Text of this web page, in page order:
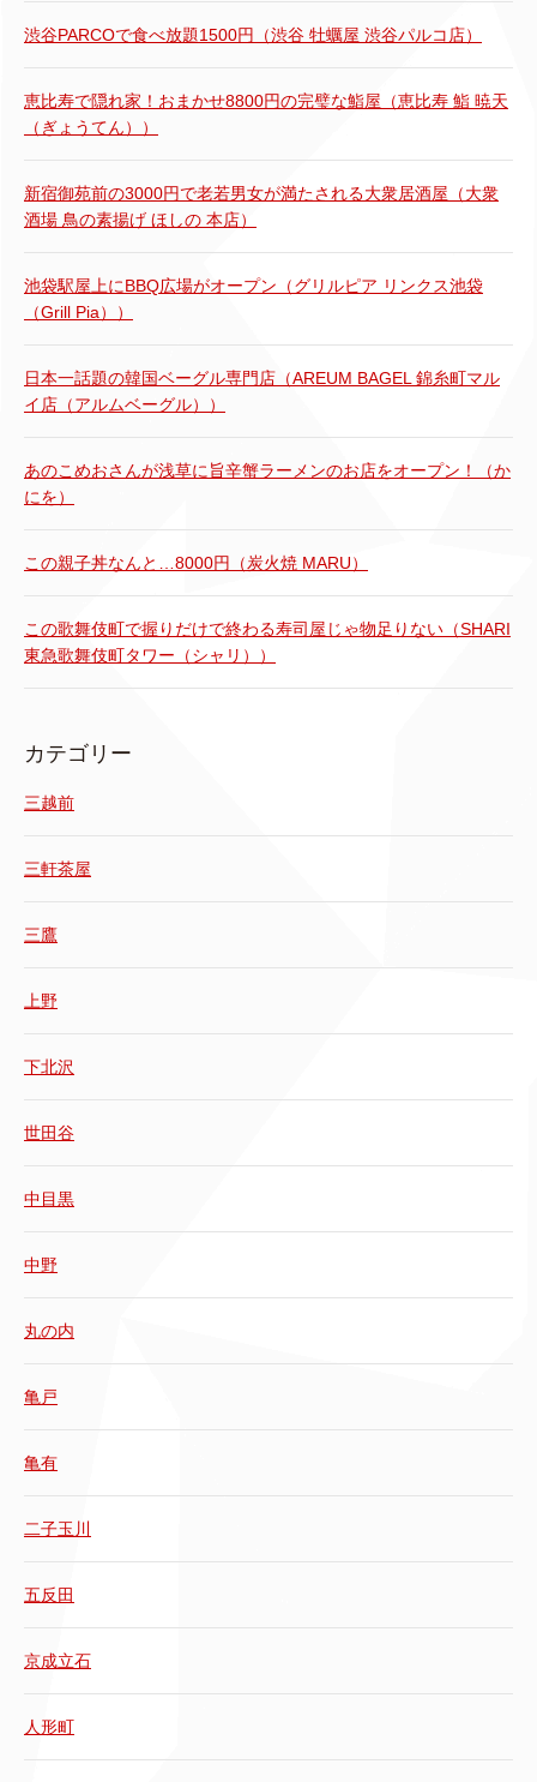
渋谷PARCOで食べ放題1500円（渋谷 牡蠣屋 渋谷パルコ店）
恵比寿で隠れ家！おまかせ8800円の完璧な鮨屋（恵比寿 鮨 暁天
（ぎょうてん））
新宿御苑前の3000円で老若男女が満たされる大衆居酒屋（大衆
酒場 鳥の素揚げ ほしの 本店）
池袋駅屋上にBBQ広場がオープン（グリルピア リンクス池袋
（Grill Pia））
日本一話題の韓国ベーグル専門店（AREUM BAGEL 錦糸町マル
イ店（アルムベーグル））
あのこめおさんが浅草に旨辛蟹ラーメンのお店をオープン！（か
にを）
この親子丼なんと…8000円（炭火焼 MARU）
この歌舞伎町で握りだけで終わる寿司屋じゃ物足りない（SHARI
東急歌舞伎町タワー（シャリ））
カテゴリー
三越前
三軒茶屋
三鷹
上野
下北沢
世田谷
中目黒
中野
丸の内
亀戸
亀有
二子玉川
五反田
京成立石
人形町